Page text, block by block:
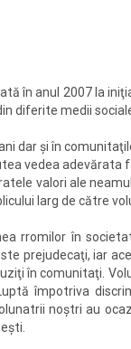
în anul 2007 la
diferite medii
dar şi în
vedea
valori ale
larg de către
rromilor în
prejudecaţi, iar
în comunitaţi.
împotriva
noştri au